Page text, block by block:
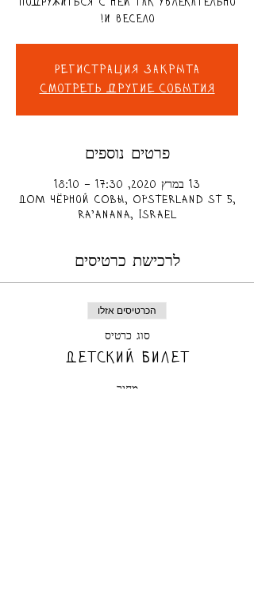
подружиться с ней так увлекательно
и весело!
Регистрация закрыта
Смотреть другие события
פרטים נוספים
13 במרץ 2020, 17:30 – 18:10
ДОМ чёрной СОВЫ, Opsterland St 5,
Ra'anana, Israel
לרכישת כרטיסים
הכרטיסים אזלו
סוג כרטיס
Детский билет
מחיר